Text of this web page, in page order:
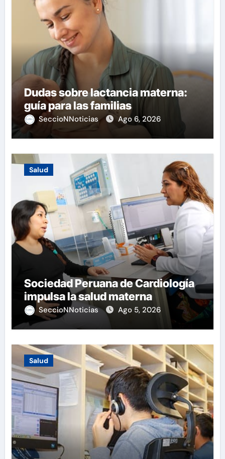
Dudas sobre lactancia materna:
guía para las familias
SeccioNNoticias Ago 6, 2026
Salud
Sociedad Peruana de Cardiología
impulsa la salud materna
SeccioNNoticias Ago 5, 2026
Salud